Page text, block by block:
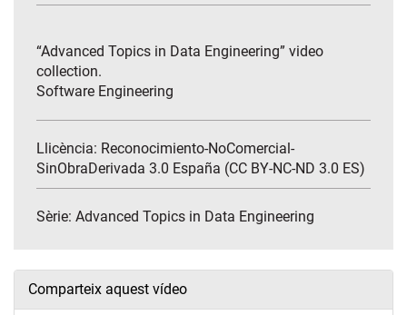
“Advanced Topics in Data Engineering” video
collection.
Software Engineering
Llicència: Reconocimiento-NoComercial-
SinObraDerivada 3.0 España (CC BY-NC-ND 3.0 ES)
Sèrie: Advanced Topics in Data Engineering
Comparteix aquest vídeo